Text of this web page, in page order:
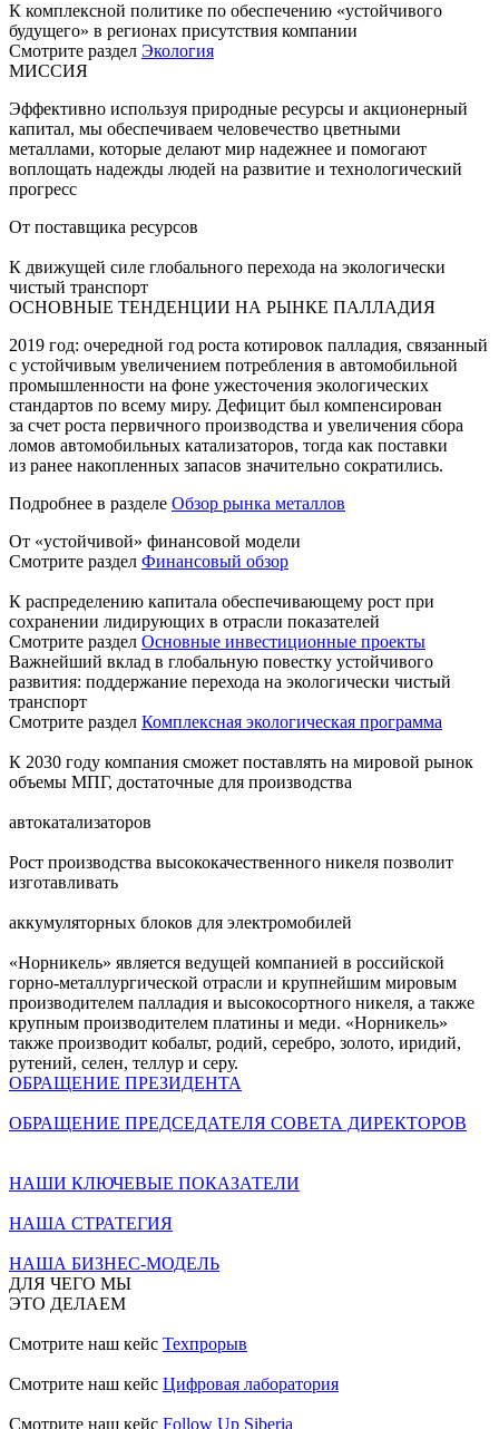
К комплексной политике по обеспечению «устойчивого
будущего» в регионах присутствия компании
Смотрите раздел Экология
МИССИЯ
Эффективно используя природные ресурсы и акционерный
капитал, мы обеспечиваем человечество цветными
металлами, которые делают мир надежнее и помогают
воплощать надежды людей на развитие и технологический
прогресс
От поставщика ресурсов
К движущей силе глобального перехода на экологически
чистый транспорт
ОСНОВНЫЕ ТЕНДЕНЦИИ НА РЫНКЕ ПАЛЛАДИЯ
2019 год: очередной год роста котировок палладия, связанный
с устойчивым увеличением потребления в автомобильной
промышленности на фоне ужесточения экологических
стандартов по всему миру. Дефицит был компенсирован
за счет роста первичного производства и увеличения сбора
ломов автомобильных катализаторов, тогда как поставки
из ранее накопленных запасов значительно сократились.
Подробнее в разделе Обзор рынка металлов
От «устойчивой» финансовой модели
Смотрите раздел Финансовый обзор
К распределению капитала обеспечивающему рост при
сохранении лидирующих в отрасли показателей
Смотрите раздел Основные инвестиционные проекты
Важнейший вклад в глобальную повестку устойчивого
развития: поддержание перехода на экологически чистый
транспорт
Смотрите раздел Комплексная экологическая программа
К 2030 году компания сможет поставлять на мировой рынок
объемы МПГ, достаточные для производства
автокатализаторов
Рост производства высококачественного никеля позволит
изготавливать
аккумуляторных блоков для электромобилей
«Норникель» является ведущей компанией в российской
горно-металлургической отрасли и крупнейшим мировым
производителем палладия и высокосортного никеля, а также
крупным производителем платины и меди. «Норникель»
также производит кобальт, родий, серебро, золото, иридий,
рутений, селен, теллур и серу.
ОБРАЩЕНИЕ ПРЕЗИДЕНТА
ОБРАЩЕНИЕ ПРЕДСЕДАТЕЛЯ СОВЕТА ДИРЕКТОРОВ
НАШИ КЛЮЧЕВЫЕ ПОКАЗАТЕЛИ
НАША СТРАТЕГИЯ
НАША БИЗНЕС-МОДЕЛЬ
ДЛЯ ЧЕГО МЫ
ЭТО ДЕЛАЕМ
Смотрите наш кейс Техпрорыв
Смотрите наш кейс Цифровая лаборатория
Смотрите наш кейс Follow Up Siberia